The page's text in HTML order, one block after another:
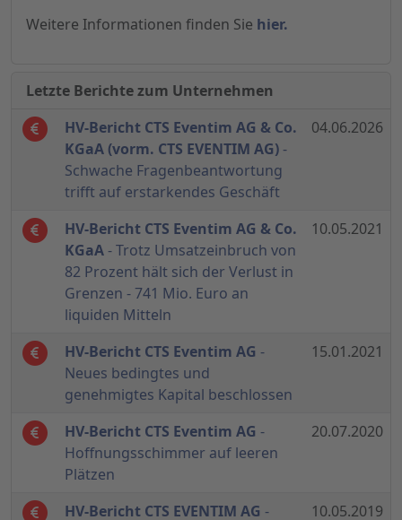
Weitere Informationen finden Sie hier.
Letzte Berichte zum Unternehmen
HV-Bericht CTS Eventim AG & Co.
KGaA (vorm. CTS EVENTIM AG) -
Schwache Fragenbeantwortung
trifft auf erstarkendes Geschäft
04.06.2026
HV-Bericht CTS Eventim AG & Co.
KGaA- Trotz Umsatzeinbruch von
82 Prozent hält sich der Verlust in
Grenzen - 741 Mio. Euro an
liquiden Mitteln
10.05.2021
HV-Bericht CTS Eventim AG -
Neues bedingtes und
genehmigtes Kapital beschlossen
15.01.2021
HV-Bericht CTS Eventim AG -
Hoffnungsschimmer auf leeren
Plätzen
20.07.2020
HV-Bericht CTS EVENTIM AG -
10.05.2019